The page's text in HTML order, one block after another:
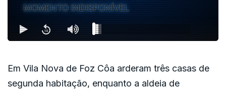
MOMENTO INDISPONÍVEL
Em Vila Nova de Foz Côa arderam três casas de
segunda habitação, enquanto a aldeia de